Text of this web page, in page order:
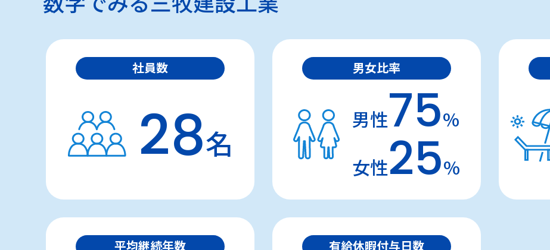
社員数
28名
男女比率
男性75%
女性25%
平均継続年数 有給休暇付与日数